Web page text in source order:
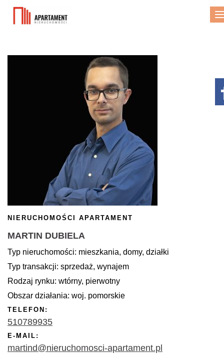
NIERUCHOMOŚCI APARTAMENT
MARTIN DUBIELA
Typ nieruchomości: mieszkania, domy, działki
Typ transakcji: sprzedaż, wynajem
Rodzaj rynku: wtórny, pierwotny
Obszar działania: woj. pomorskie
TELEFON:
510789935
E-MAIL:
martind@nieruchomosci-apartament.pl